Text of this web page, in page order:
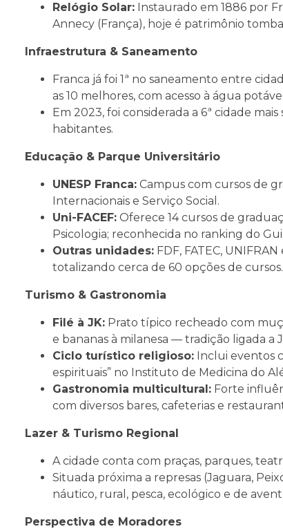
Relógio Solar: Instaurado em 1886 por
Annecy (França), hoje é patrimônio
Infraestrutura & Saneamento
Franca já foi 1ª no saneamento entre
as 10 melhores, com acesso à água
Em 2023, foi considerada a 6ª cidade
habitantes.
Educação & Parque Universitário
UNESP Franca: Campus com cursos de
Internacionais e Serviço Social.
Uni-FACEF: Oferece 14 cursos de
Psicologia; reconhecida no ranking do
Outras unidades: FDF, FATEC,
totalizando cerca de 60 opções de cursos.
Turismo & Gastronomia
Filé à JK: Prato típico recheado com
e bananas à milanesa — tradição ligada a
Ciclo turístico religioso: Inclui eventos
espirituais” no Instituto de Medicina do
Gastronomia multicultural: Forte
com diversos bares, cafeterias e
Lazer & Turismo Regional
A cidade conta com praças, parques,
Situada próxima a represas (Jaguara,
náutico, rural, pesca, ecológico e de
Perspectiva de Moradores